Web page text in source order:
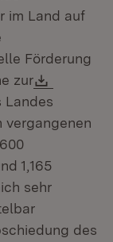
im Land auf
Förderung
zur
in neuem
Landes
vergangenen
1,165
sehr
des